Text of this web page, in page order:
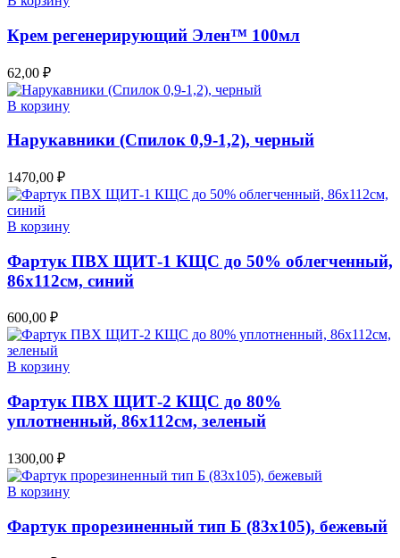
Крем регенерирующий Элен™ 100мл
62,00 ₽
В корзину
Нарукавники (Спилок 0,9-1,2), черный
1470,00 ₽
В корзину
Фартук ПВХ ЩИТ-1 КЩС до 50% облегченный,
86х112см, синий
600,00 ₽
В корзину
Фартук ПВХ ЩИТ-2 КЩС до 80%
уплотненный, 86х112см, зеленый
1300,00 ₽
В корзину
Фартук прорезиненный тип Б (83х105), бежевый